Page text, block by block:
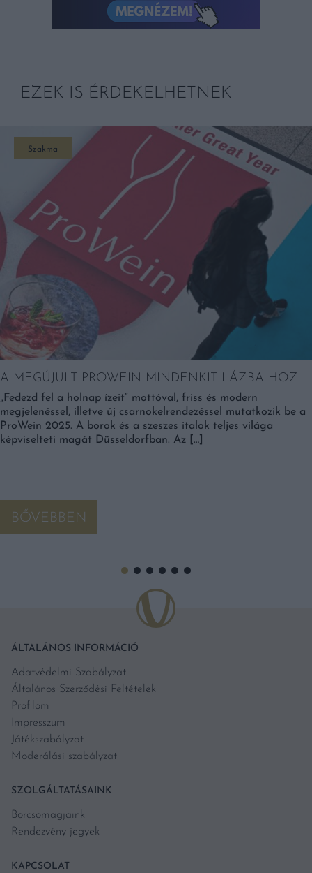
EZEK IS ÉRDEKELHETNEK
Szakma
A MEGÚJULT PROWEIN MINDENKIT LÁZBA HOZ
„Fedezd fel a holnap ízeit” mottóval, friss és modern
megjelenéssel, illetve új csarnokelrendezéssel mutatkozik be a
ProWein 2025. A borok és a szeszes italok teljes világa
képviselteti magát Düsseldorfban. Az […]
BŐVEBBEN
ÁLTALÁNOS INFORMÁCIÓ
Adatvédelmi Szabályzat
Általános Szerződési Feltételek
Profilom
Impresszum
Játékszabályzat
Moderálási szabályzat
SZOLGÁLTATÁSAINK
Borcsomagjaink
Rendezvény jegyek
KAPCSOLAT